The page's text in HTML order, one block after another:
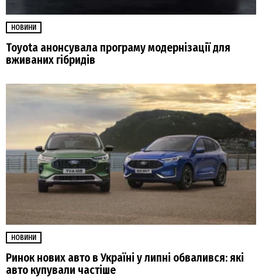
НОВИНИ
Toyota анонсувала програму модернізації для
вживаних гібридів
НОВИНИ
Ринок нових авто в Україні у липні обвалився: які
авто купували частіше